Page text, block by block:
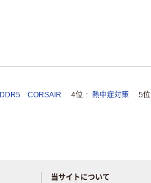
DDR5 CORSAIR 4位 熱中症対策 5位
当サイトについて